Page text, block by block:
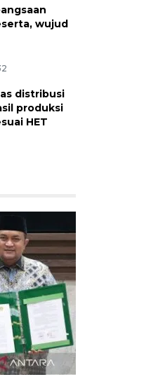
wujud
distribusi
produksi
HET